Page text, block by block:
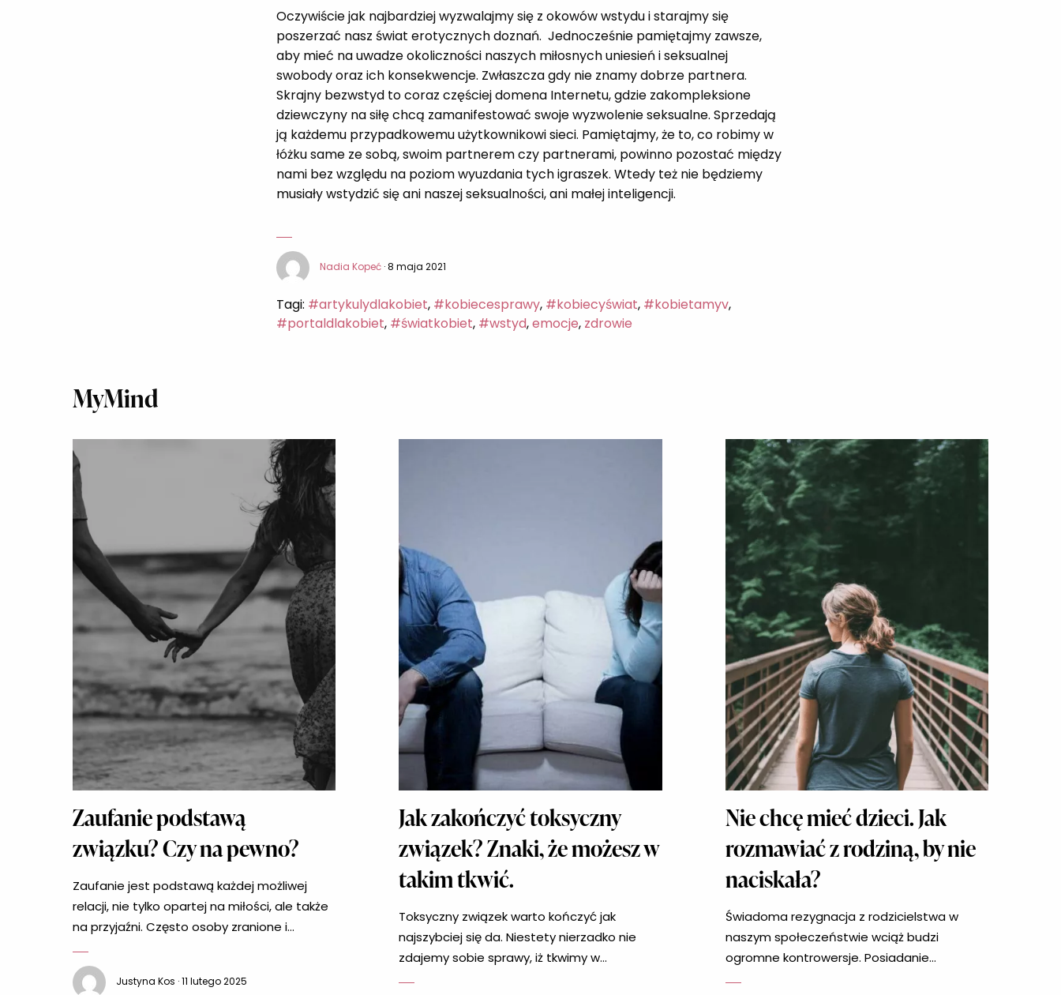
Oczywiście jak najbardziej wyzwalajmy się z okowów wstydu i starajmy się
poszerzać nasz świat erotycznych doznań. Jednocześnie pamiętajmy zawsze,
aby mieć na uwadze okoliczności naszych miłosnych uniesień i seksualnej
swobody oraz ich konsekwencje. Zwłaszcza gdy nie znamy dobrze partnera.
Skrajny bezwstyd to coraz częściej domena Internetu, gdzie zakompleksione
dziewczyny na siłę chcą zamanifestować swoje wyzwolenie seksualne. Sprzedają
ją każdemu przypadkowemu użytkownikowi sieci. Pamiętajmy, że to, co robimy w
łóżku same ze sobą, swoim partnerem czy partnerami, powinno pozostać między
nami bez względu na poziom wyuzdania tych igraszek. Wtedy też nie będziemy
musiały wstydzić się ani naszej seksualności, ani małej inteligencji.
Nadia Kopeć · 8 maja 2021
Tagi: #artykulydlakobiet, #kobiecesprawy, #kobiecyświat, #kobietamyv,
#portaldlakobiet, #światkobiet, #wstyd,emocje, zdrowie
MyMind
Zaufanie podstawą
związku? Czy na pewno?
Zaufanie jest podstawą każdej możliwej
relacji, nie tylko opartej na miłości, ale także
na przyjaźni. Często osoby zranione i
krzywdy i stają się nieufne. Związek dwojga
ludzi, z których jedno ma kłopoty z
Justyna Kos · 11 lutego 2025
Jak zakończyć toksyczny
związek? Znaki, że możesz w
takim tkwić.
Toksyczny związek warto kończyć jak
najszybciej się da. Niestety nierzadko nie
zdajemy sobie sprawy, iż tkwimy w
Nie chcę mieć dzieci. Jak
rozmawiać z rodziną, by nie
naciskała?
Świadoma rezygnacja z rodzicielstwa w
naszym społeczeństwie wciąż budzi
ogromne kontrowersje. Posiadanie